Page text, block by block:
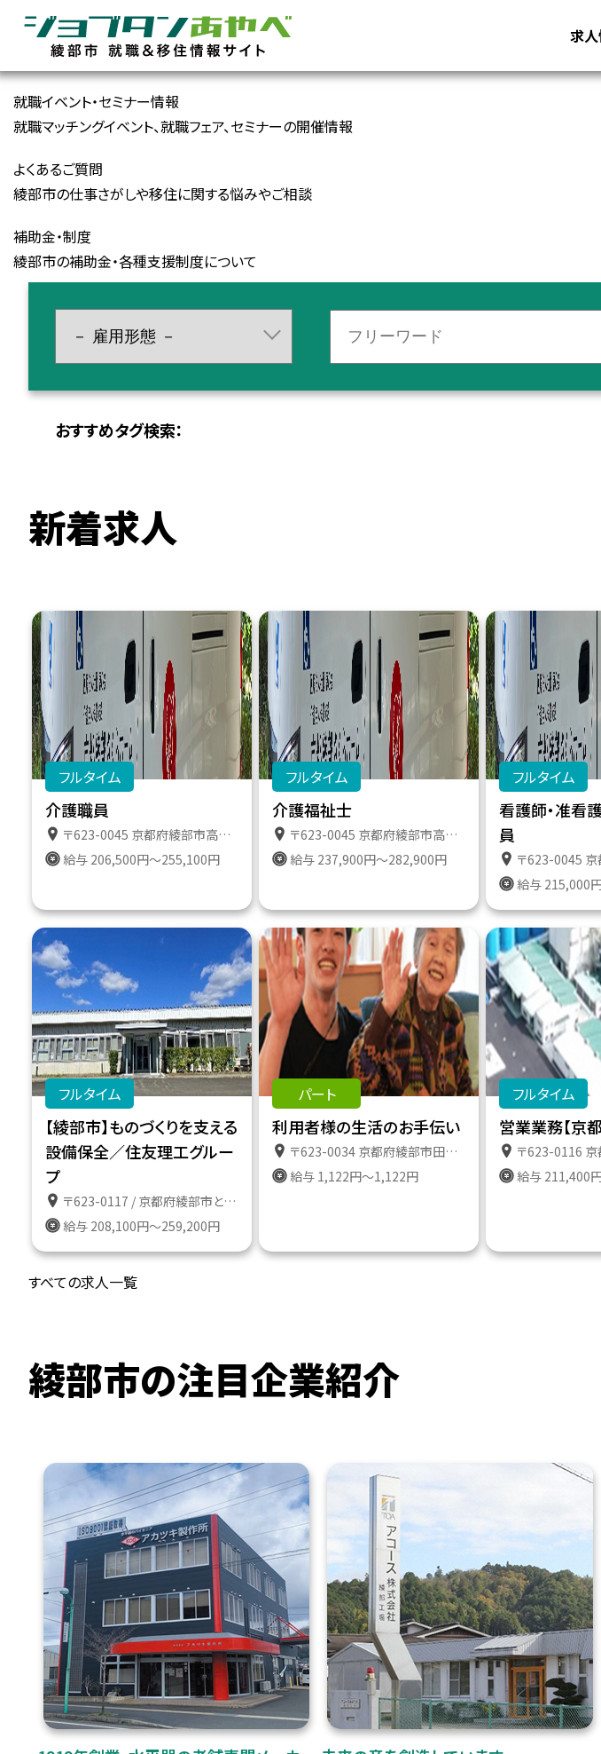
求
就職イベント・セミナー情報
就職マッチングイベント、就職フェア、セミナーの開催情報
よくあるご質問
綾部市の仕事さがしや移住に関する悩みやご相談
補助金・制度
綾部市の補助金・各種支援制度について
おすすめタグ検索：
新着求人
フルタイム
介護職員
〒623-0045 京都府綾部市高津町遠所１番地６１１
給与 206,500円～255,100円
フルタイム
介護福祉士
〒623-0045 京都府綾部市高津町遠所１番地６１１
給与 237,900円～282,900円
フルタイム
看護師・准
員
〒623-0045 京都府綾部
給与 215,000
フルタイム
【綾部市】ものづくりを支える
設備保全／住友理工グルー
プ
〒623-0117 / 京都府綾部市とよさか町１番地
給与 208,100円～259,200円
パート
利用者様の生活のお手伝い
〒623-0034 京都府綾部市田野町２番地１８３ 特定施設ケアハウスたのやま
給与 1,122円～1,122円
フルタイム
営業業務【京
〒623-0116 京都府綾部市下八田町上澤
給与 211,400
すべての求人一覧
綾部市の注目企業紹介